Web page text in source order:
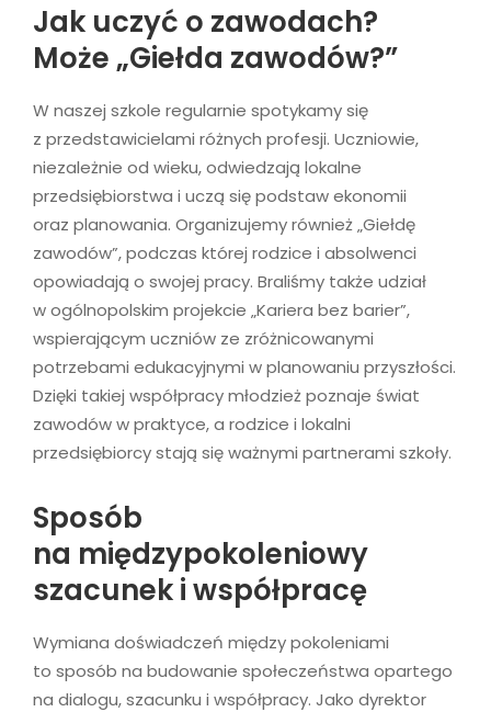
Jak uczyć o zawodach?
Może „Giełda zawodów?”
W naszej szkole regularnie spotykamy się
z przedstawicielami różnych profesji. Uczniowie,
niezależnie od wieku, odwiedzają lokalne
przedsiębiorstwa i uczą się podstaw ekonomii
oraz planowania. Organizujemy również „Giełdę
zawodów”, podczas której rodzice i absolwenci
opowiadają o swojej pracy. Braliśmy także udział
w ogólnopolskim projekcie „Kariera bez barier”,
wspierającym uczniów ze zróżnicowanymi
potrzebami edukacyjnymi w planowaniu przyszłości.
Dzięki takiej współpracy młodzież poznaje świat
zawodów w praktyce, a rodzice i lokalni
przedsiębiorcy stają się ważnymi partnerami szkoły.
Sposób
na międzypokoleniowy
szacunek i współpracę
Wymiana doświadczeń między pokoleniami
to sposób na budowanie społeczeństwa opartego
na dialogu, szacunku i współpracy. Jako dyrektor